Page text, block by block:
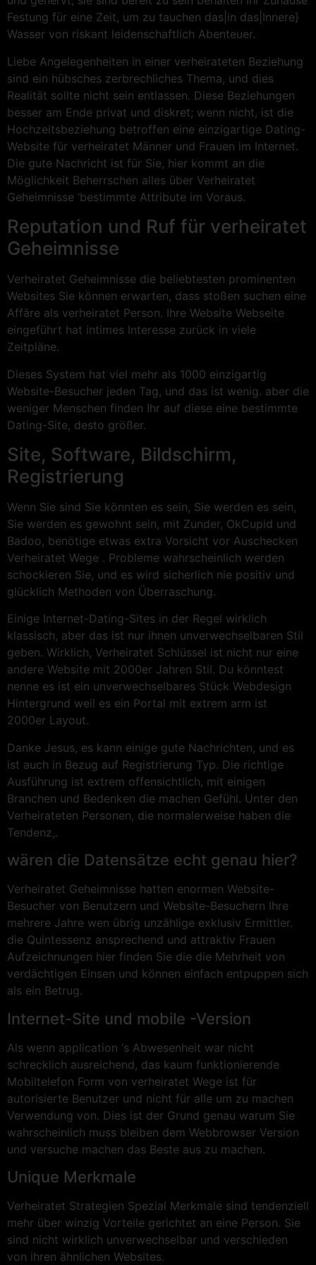
Festung für eine Zeit, um zu tauchen das|in das|Innere}
Wasser von riskant leidenschaftlich Abenteuer.
Liebe Angelegenheiten in einer verheirateten Beziehung
sind ein hübsches zerbrechliches Thema, und dies
Realität sollte nicht sein entlassen. Diese Beziehungen
besser am Ende privat und diskret; wenn nicht, ist die
Hochzeitsbeziehung betroffen eine einzigartige Dating-
Website für verheiratet Männer und Frauen im Internet.
Die gute Nachricht ist für Sie, hier kommt an die
Möglichkeit Beherrschen alles über Verheiratet
Geheimnisse ‘bestimmte Attribute im Voraus.
Reputation und Ruf für verheiratet
Geheimnisse
Verheiratet Geheimnisse die beliebtesten prominenten
Websites Sie können erwarten, dass stoßen suchen eine
Affäre als verheiratet Person. Ihre Website Webseite
eingeführt hat intimes Interesse zurück in viele
Zeitpläne.
Dieses System hat viel mehr als 1000 einzigartig
Website-Besucher jeden Tag, und das ist wenig. aber die
weniger Menschen finden Ihr auf diese eine bestimmte
Dating-Site, desto größer.
Site, Software, Bildschirm,
Registrierung
Wenn Sie sind Sie könnten es sein, Sie werden es sein,
Sie werden es gewohnt sein, mit Zunder, OkCupid und
Badoo, benötige etwas extra Vorsicht vor Auschecken
Verheiratet Wege . Probleme wahrscheinlich werden
schockieren Sie, und es wird sicherlich nie positiv und
glücklich Methoden von Überraschung.
Einige Internet-Dating-Sites in der Regel wirklich
klassisch, aber das ist nur ihnen unverwechselbaren Stil
geben. Wirklich, Verheiratet Schlüssel ist nicht nur eine
andere Website mit 2000er Jahren Stil. Du könntest
nenne es ist ein unverwechselbares Stück Webdesign
Hintergrund weil es ein Portal mit extrem arm ist
2000er Layout.
Danke Jesus, es kann einige gute Nachrichten, und es
ist auch in Bezug auf Registrierung Typ. Die richtige
Ausführung ist extrem offensichtlich, mit einigen
Branchen und Bedenken die machen Gefühl. Unter den
Verheirateten Personen, die normalerweise haben die
Tendenz,.
wären die Datensätze echt genau hier?
Verheiratet Geheimnisse hatten enormen Website-
Besucher von Benutzern und Website-Besuchern Ihre
mehrere Jahre wen übrig unzählige exklusiv Ermittler.
die Quintessenz ansprechend und attraktiv Frauen
Aufzeichnungen hier finden Sie die die Mehrheit von
verdächtigen Einsen und können einfach entpuppen sich
als ein Betrug.
Internet-Site und mobile -Version
Als wenn application ‘s Abwesenheit war nicht
schrecklich ausreichend, das kaum funktionierende
Mobiltelefon Form von verheiratet Wege ist für
autorisierte Benutzer und nicht für alle um zu machen
Verwendung von. Dies ist der Grund genau warum Sie
wahrscheinlich muss bleiben dem Webbrowser Version
und versuche machen das Beste aus zu machen.
Unique Merkmale
Verheiratet Strategien Spezial Merkmale sind tendenziell
mehr über winzig Vorteile gerichtet an eine Person. Sie
sind nicht wirklich unverwechselbar und verschieden
von ihren ähnlichen Websites.